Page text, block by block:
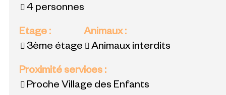
4 personnes
Etage :
3ème étage
Animaux:
Animaux interdits
Proximité services :
Proche Village des Enfants